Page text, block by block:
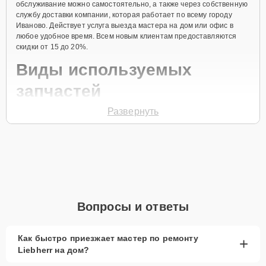
обслуживание можно самостоятельно, а также через собственную
службу доставки компании, которая работает по всему городу
Иваново. Действует услуга выезда мастера на дом или офис в
любое удобное время. Всем новым клиентам предоставляются
скидки от 15 до 20%.
Виды используемых
запчастей
Для ремонта морозильной камеры модели GNP 3656
активное использование устройства дольше
запчастей.
При наличии планов в скором времени заменить
Развернуть
Вопросы и ответы
Как быстро приезжает мастер по ремонту
Liebherr на дом?
+